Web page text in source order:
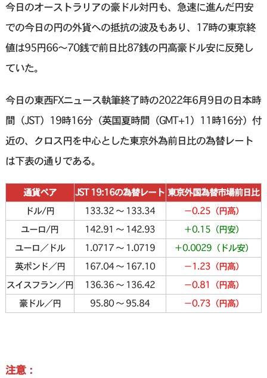
今日のオーストラリアの豪ドル対円も、急速に進んだ円安
での今日の円の外貨への抵抗の波及もあり、17時の東京終
値は95円66〜70銭で前日比87銭の円高豪ドル安に反発し
ていた。
今日の東西FXニュース執筆終了時の2022年6月9日の日本時
間（JST）19時16分（英国夏時間（GMT+1）11時16分）付
近の、クロス円を中心とした東京外為前日比の為替レート
は下表の通りである。
通貨ペア JST 19:16の為替レート 東京外国為替市場前日比
ドル/円
133.32 〜 133.34
−0.25（円高）
ユーロ/円
142.91 〜 142.93
＋0.15（円安）
ユーロ／ドル
1.0717 〜 1.0719
＋0.0029（ドル安）
英ポンド／円
167.04 〜 167.10
－1.23（円高）
スイスフラン／円
136.36 〜 136.42
－0.81（円高）
豪ドル／円
95.80 〜 95.84 －0.73（円高）
注意：